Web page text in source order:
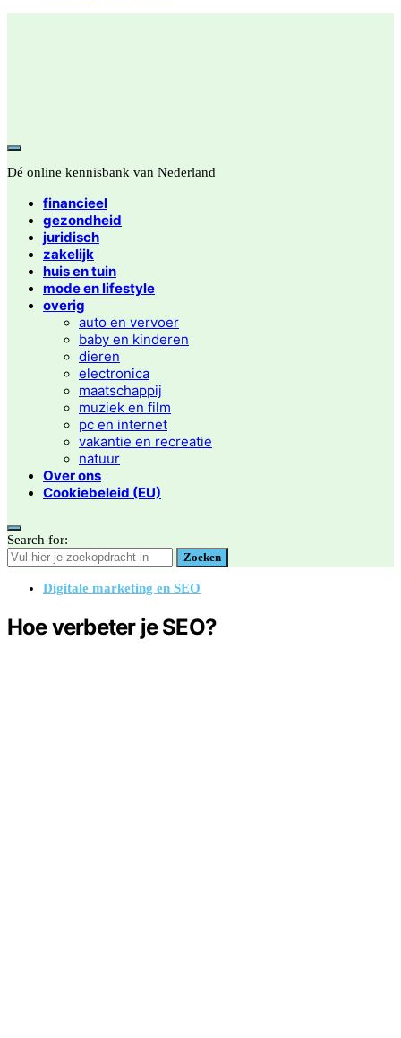
Dé online kennisbank van Nederland
financieel
gezondheid
juridisch
zakelijk
huis en tuin
mode en lifestyle
overig
auto en vervoer
baby en kinderen
dieren
electronica
maatschappij
muziek en film
pc en internet
vakantie en recreatie
natuur
Over ons
Cookiebeleid (EU)
Search for:
Zoeken
Digitale marketing en SEO
Hoe verbeter je SEO?